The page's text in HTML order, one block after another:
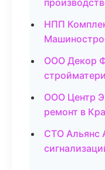
НПП
ООО Декор
ООО Центр
ремонт в
СТО Альянс